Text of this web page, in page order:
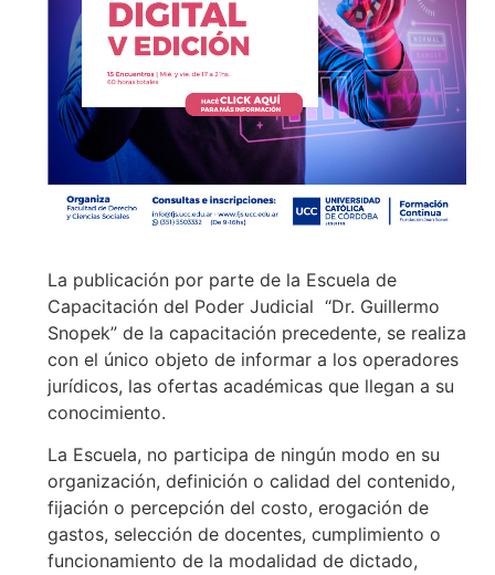
La publicación por parte de la Escuela de
Capacitación del Poder Judicial “Dr. Guillermo
Snopek” de la capacitación precedente, se realiza
con el único objeto de informar a los operadores
jurídicos, las ofertas académicas que llegan a su
conocimiento.
La Escuela, no participa de ningún modo en su
organización, definición o calidad del contenido,
fijación o percepción del costo, erogación de
gastos, selección de docentes, cumplimiento o
funcionamiento de la modalidad de dictado,